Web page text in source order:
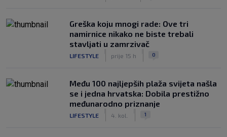
Greška koju mnogi rade: Ove tri
namirnice nikako ne biste trebali
stavljati u zamrzivač
LIFESTYLE prije 15 h 0
Među 100 najljepših plaža svijeta našla
se i jedna hrvatska: Dobila prestižno
međunarodno priznanje
LIFESTYLE 4. kol. 1